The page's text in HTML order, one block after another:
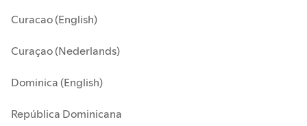
Curacao (English)
Curaçao (Nederlands)
Dominica (English)
República Dominicana